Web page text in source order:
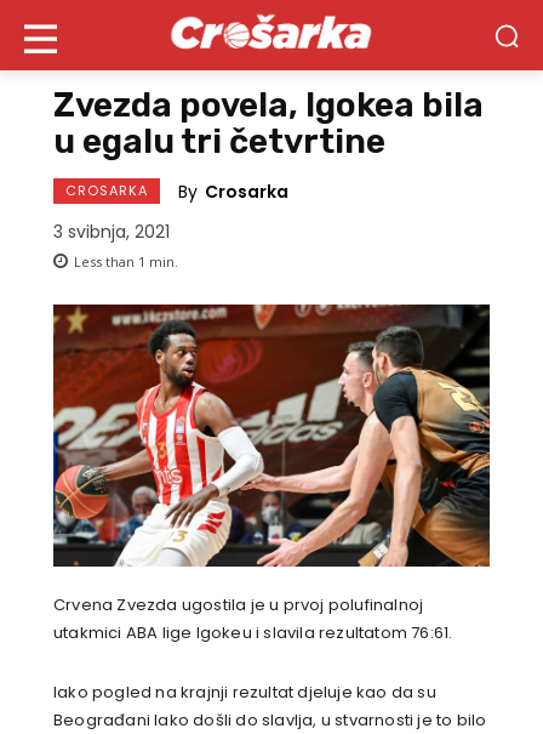
Zvezda povela, Igokea bila
u egalu tri četvrtine
CROSARKA By Crosarka
3 svibnja, 2021
Less than 1 min.
Crvena Zvezda ugostila je u prvoj polufinalnoj
utakmici ABA lige Igokeu i slavila rezultatom 76:61.
Iako pogled na krajnji rezultat djeluje kao da su
Beograđani lako došli do slavlja, u stvarnosti je to bilo